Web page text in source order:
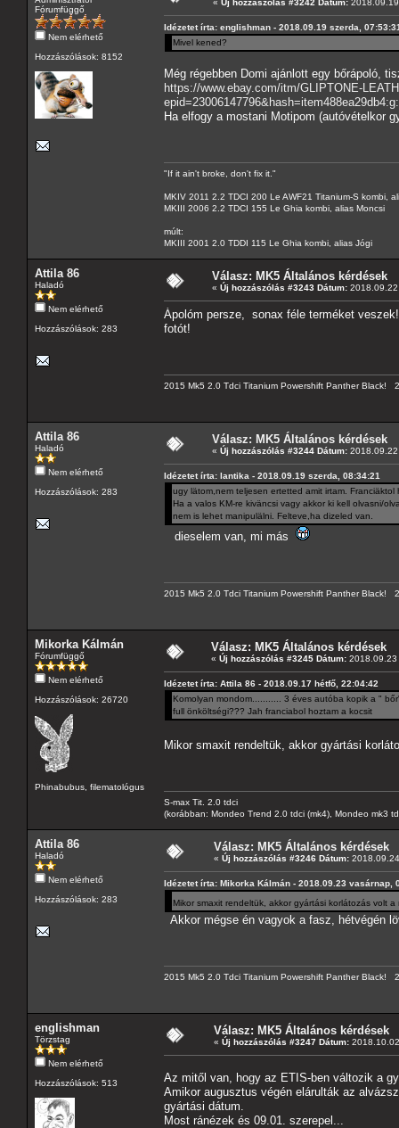
Fórumfüggő
Nem elérhető
Hozzászólások: 8152
« Új hozzászólás #3242 Dátum:
Idézetet írta: englishman - 2018.09.19 szerda,
Mivel kened?
Még régebben Domi ajánlott egy bőrápoló,
https://www.ebay.com/itm/GLIPTONE-
Ha elfogy a mostani Motipom (autóvételkor
"If it ain't broke, don't fix it."
MKIV 2011 2.2 TDCI 200 Le AWF21 Titanium-S kombi,
MKIII 2006 2.2 TDCI 155 Le Ghia kombi, alias Moncsi
múlt:
MKIII 2001 2.0 TDDI 115 Le Ghia kombi, alias Jógi
Attila 86
Haladó
Nem elérhető
Hozzászólások: 283
Válasz: MK5 Általános kérdések
« Új hozzászólás #3243 Dátum:
Ápolóm persze, sonax féle terméket
fotót!
2015 Mk5 2.0 Tdci Titanium Powershift Panther
Attila 86
Haladó
Nem elérhető
Hozzászólások: 283
Válasz: MK5 Általános kérdések
« Új hozzászólás #3244 Dátum:
Idézetet írta: lantika - 2018.09.19 szerda, 08:34:21
ugy lätom,nem teljesen ertetted amit irtam.
Ha a valos KM-re kiväncsi vagy akkor ki kell olvasni/
nem is lehet manipulälni. Felteve,ha dizeled van.
dieselem van, mi más
2015 Mk5 2.0 Tdci Titanium Powershift Panther
Mikorka Kálmán
Fórumfüggő
Nem elérhető
Hozzászólások: 26720
Phinabubus, filematológus
Válasz: MK5 Általános kérdések
« Új hozzászólás #3245 Dátum:
Idézetet írta: Attila 86 - 2018.09.17 hétfő, 22:04:42
Komolyan mondom........... 3 éves autóba kopik a "
full önköltségi??? Jah franciabol hoztam a kocsit
Mikor smaxit rendeltük, akkor gyártási
S-max Tit. 2.0 tdci
(korábban: Mondeo Trend 2.0 tdci (mk4), Mondeo mk3
Attila 86
Haladó
Nem elérhető
Hozzászólások: 283
Válasz: MK5 Általános kérdések
« Új hozzászólás #3246 Dátum:
Idézetet írta: Mikorka Kálmán - 2018.09.23 vasárnap,
Mikor smaxit rendeltük, akkor gyártási korlátozás volt
Akkor mégse én vagyok a fasz, hétvégén
2015 Mk5 2.0 Tdci Titanium Powershift Panther
englishman
Törzstag
Nem elérhető
Hozzászólások: 513
Válasz: MK5 Általános kérdések
« Új hozzászólás #3247 Dátum:
Az mitől van, hogy az ETIS-ben változik a
Amikor augusztus végén elárulták az
gyártási dátum.
Most ránézek és 09.01. szerepel...